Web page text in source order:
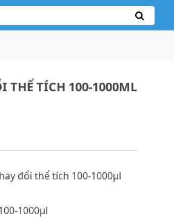
THỂ TÍCH 100-1000ΜL
đổi thể tích 100-1000μl
1000μl